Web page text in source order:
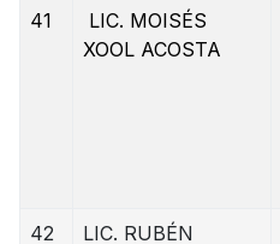
41
LIC. MOISÉS
XOOL ACOSTA
42
LIC. RUBÉN